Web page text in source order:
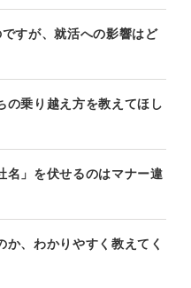
すが、就活への影響はど
の乗り越え方を教えてほし
名」を伏せるのはマナー違
か、わかりやすく教えてく